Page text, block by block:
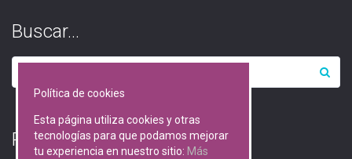
Buscar…
RGPD (Protección de datos)
Política de cookies
Esta página utiliza cookies y otras
tecnologías para que podamos mejorar
tu experiencia en nuestro sitio: Más